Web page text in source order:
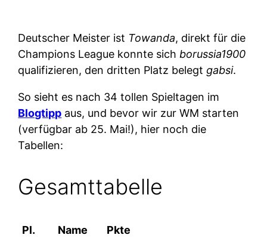
Deutscher Meister ist Towanda, direkt für die
Champions League konnte sich borussia1900
qualifizieren, den dritten Platz belegt gabsi.
So sieht es nach 34 tollen Spieltagen im
Blogtipp aus, und bevor wir zur WM starten
(verfügbar ab 25. Mai!), hier noch die
Tabellen:
Gesamttabelle
Pl. Name
Pkte